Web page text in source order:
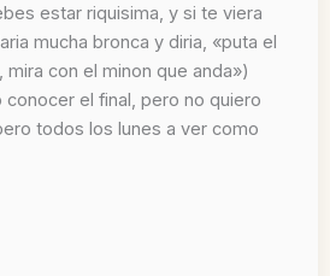
estar riquisima, y si te viera
mucha bronca y diria, «puta el
con el minon que anda»)
el final, pero no quiero
todos los lunes a ver como